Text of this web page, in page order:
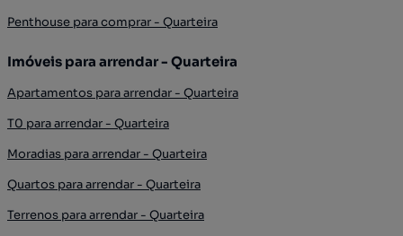
Penthouse para comprar - Quarteira
Imóveis para arrendar - Quarteira
Apartamentos para arrendar - Quarteira
T0 para arrendar - Quarteira
Moradias para arrendar - Quarteira
Quartos para arrendar - Quarteira
Terrenos para arrendar - Quarteira